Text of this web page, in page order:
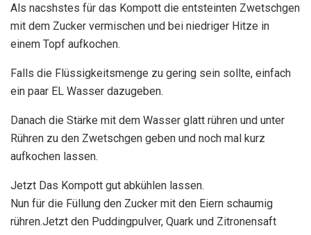
Als nacshstes für das Kompott die entsteinten Zwetschgen
mit dem Zucker vermischen und bei niedriger Hitze in
einem Topf aufkochen.
Falls die Flüssigkeitsmenge zu gering sein sollte, einfach
ein paar EL Wasser dazugeben.
Danach die Stärke mit dem Wasser glatt rühren und unter
Rühren zu den Zwetschgen geben und noch mal kurz
aufkochen lassen.
Jetzt Das Kompott gut abkühlen lassen.
Nun für die Füllung den Zucker mit den Eiern schaumig
rühren.Jetzt den Puddingpulver, Quark und Zitronensaft